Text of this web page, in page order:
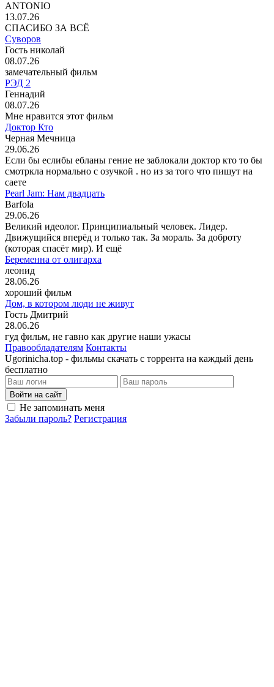
ANTONIO
13.07.26
СПАСИБО ЗА ВСЁ
Суворов
Гость николай
08.07.26
замечательный фильм
РЭД 2
Геннадий
08.07.26
Мне нравится этот фильм
Доктор Кто
Черная Мечница
29.06.26
Если бы еслибы ебланы гение не заблокали доктор кто то бы
смотркла нормально с озучкой . но из за того что пишут на
саете
Pearl Jam: Нам двадцать
Barfola
29.06.26
Великий идеолог. Принципиальный человек. Лидер.
Движущийся вперёд и только так. За мораль. За доброту
(которая спасёт мир). И ещё
Беременна от олигарха
леонид
28.06.26
хороший фильм
Дом, в котором люди не живут
Гость Дмитрий
28.06.26
гуд фильм, не гавно как другие наши ужасы
Правообладателям Контакты
Ugorinicha.top - фильмы скачать с торрента на каждый день
бесплатно
Войти на сайт
Не запоминать меня
Забыли пароль? Регистрация